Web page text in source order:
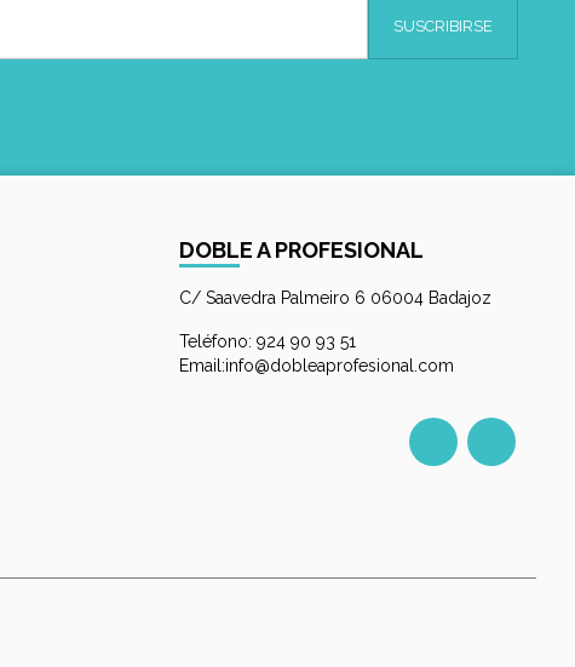
DOBLE A PROFESIONAL
C/ Saavedra Palmeiro 6 06004 Badajoz
Teléfono: 924 90 93 51
Email:info@dobleaprofesional.com
Facebook